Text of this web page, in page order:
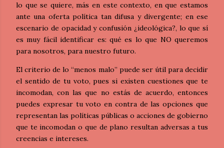
lo que se quiere, más en este contexto, en que estamos
ante una oferta política tan difusa ydivergente; en ese
escenario de opacidad y confusión ¿ideológica?, lo que sí
es muy fácil identificar es: qué es lo que NO queremos
para nosotros, para nuestro futuro.
El criterio de lo “menos malo” puede ser útil para decidir
el sentido de tu voto, pues si existen cuestiones que te
incomodan, con las que no estás de acuerdo, entonces
puedes expresar tu voto en contra de las opciones que
representan las políticas públicas o acciones de gobierno
que te incomodan o que de plano resultan adversas a tus
creencias e intereses.